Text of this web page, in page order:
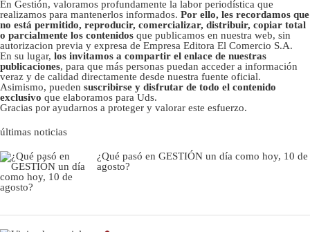
En Gestión, valoramos profundamente la labor periodística que
realizamos para mantenerlos informados. Por ello, les recordamos que
no está permitido, reproducir, comercializar, distribuir, copiar total
o parcialmente los contenidos que publicamos en nuestra web, sin
autorizacion previa y expresa de Empresa Editora El Comercio S.A.
En su lugar, los invitamos a compartir el enlace de nuestras
publicaciones, para que más personas puedan acceder a información
veraz y de calidad directamente desde nuestra fuente oficial.
Asimismo, pueden suscribirse y disfrutar de todo el contenido
exclusivo que elaboramos para Uds.
Gracias por ayudarnos a proteger y valorar este esfuerzo.
últimas noticias
¿Qué pasó en GESTIÓN un día como hoy, 10 de
agosto?